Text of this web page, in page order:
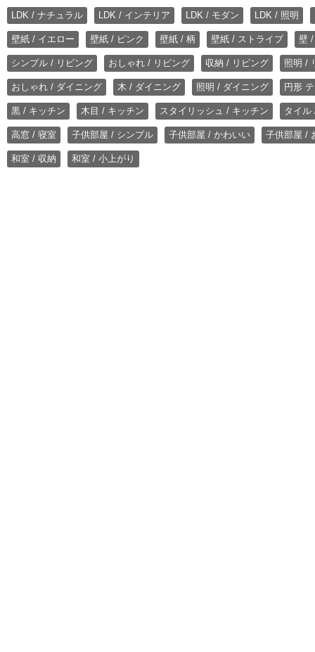
LDK / ナチュラル LDK / インテリア LDK / モダン LDK / 照明
壁紙 / イエロー 壁紙 / ピンク 壁紙 / 柄 壁紙 / ストライプ 壁
シンプル / リビング おしゃれ / リビング 収納 / リビング 照明 /
おしゃれ / ダイニング 木 / ダイニング 照明 / ダイニング 円形
黒 / キッチン 木目 / キッチン スタイリッシュ / キッチン タイル
高窓 / 寝室 子供部屋 / シンプル 子供部屋 / かわいい 子供部屋 /
和室 / 収納 和室 / 小上がり